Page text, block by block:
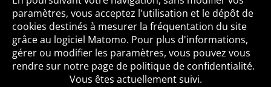
Qui sommes-nous ? Mentions légales
Accessibilité
Politique de confidentialité
Contact
paramètres, vous acceptez l'utilisation et le dépôt de
cookies destinés à mesurer la fréquentation du site
grâce au logiciel Matomo. Pour plus d'informations,
gérer ou modifier les paramètres, vous pouvez vous
rendre sur notre page de politique de confidentialité.
Vous êtes actuellement suivi.